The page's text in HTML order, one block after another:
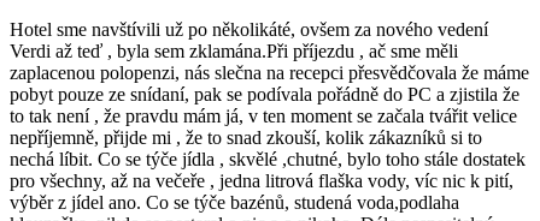
Hotel sme navštívili už po několikáté, ovšem za nového vedení
Verdi až teď , byla sem zklamána.Při příjezdu , ač sme měli
zaplacenou polopenzi, nás slečna na recepci přesvědčovala že máme
pobyt pouze ze snídaní, pak se podívala pořádně do PC a zjistila že
to tak není , že pravdu mám já, v ten moment se začala tvářit velice
nepříjemně, přijde mi , že to snad zkouší, kolik zákazníků si to
nechá líbit. Co se týče jídla , skvělé ,chutné, bylo toho stále dostatek
pro všechny, až na večeře , jedna litrová flaška vody, víc nic k pití,
výběr z jídel ano. Co se týče bazénů, studená voda,podlaha